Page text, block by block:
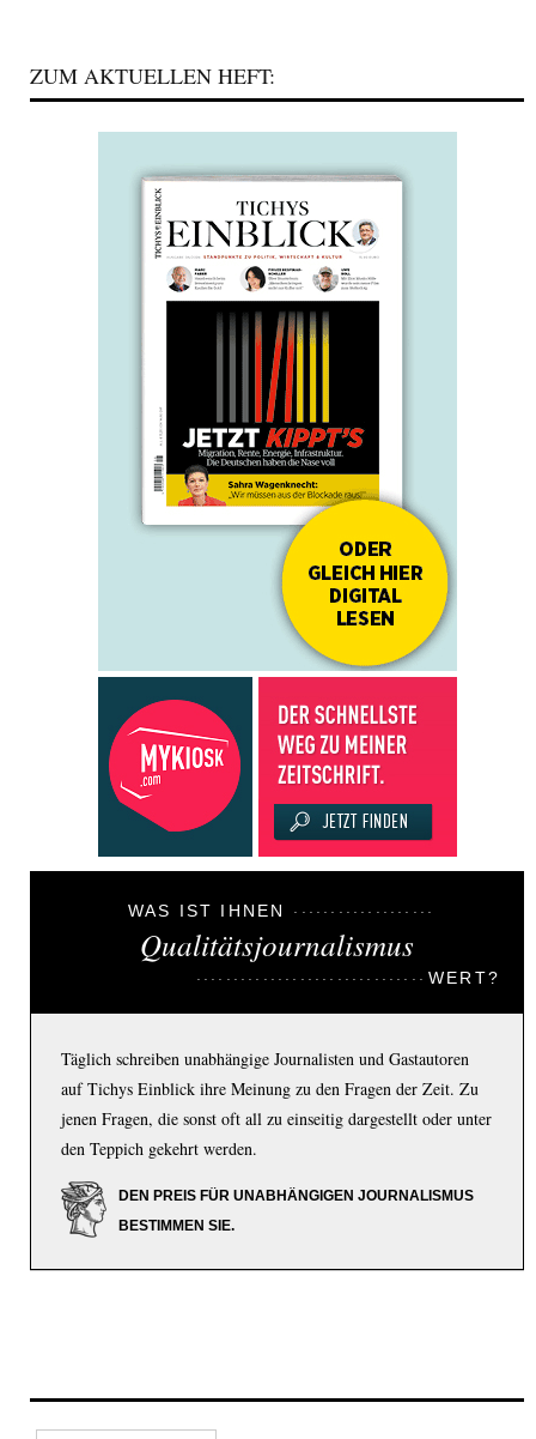
ZUM AKTUELLEN HEFT:
WAS IST IHNEN
Qualitätsjournalismus
WERT?
Täglich schreiben unabhängige Journalisten und Gastautoren
auf Tichys Einblick ihre Meinung zu den Fragen der Zeit. Zu
jenen Fragen, die sonst oft all zu einseitig dargestellt oder unter
den Teppich gekehrt werden.
DEN PREIS FÜR UNABHÄNGIGEN JOURNALISMUS
BESTIMMEN SIE.